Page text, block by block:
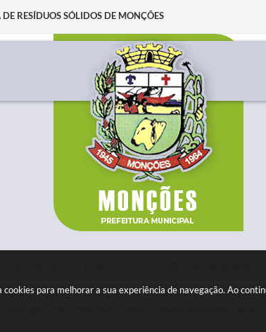
para melhorar a sua experiência de navegação. Ao
RESÍDUOS SÓLIDOS DE MONÇÕES